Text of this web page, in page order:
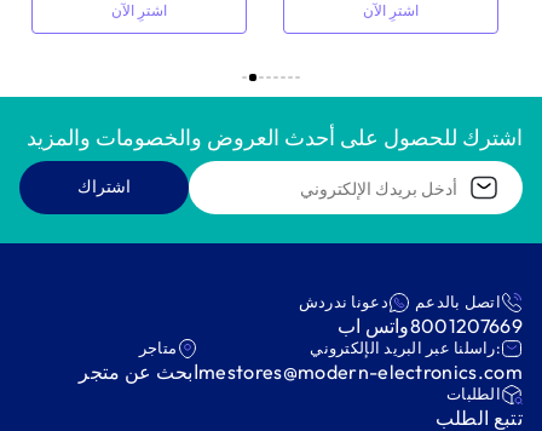
اشترِ الآن اشترِ الآن
اشترك للحصول على أحدث العروض والخصومات والمزيد
اشتراك
اتصل بالدعم
8001207669
دعونا ندردش
واتس اب
:راسلنا عبر البريد الإلكتروني
mestores@modern-electronics.com
متاجر
ابحث عن متجر
‫الطلبات‬
‫تتبع الطلب‬